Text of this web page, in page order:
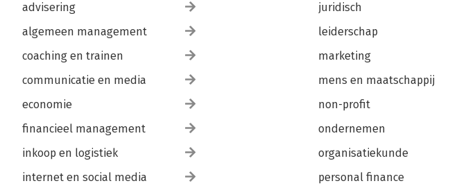
advisering
algemeen management
coaching en trainen
communicatie en media
economie
financieel management
inkoop en logistiek
internet en social media
juridisch
leiderschap
marketing
mens en maatschappij
non-profit
ondernemen
organisatiekunde
personal finance